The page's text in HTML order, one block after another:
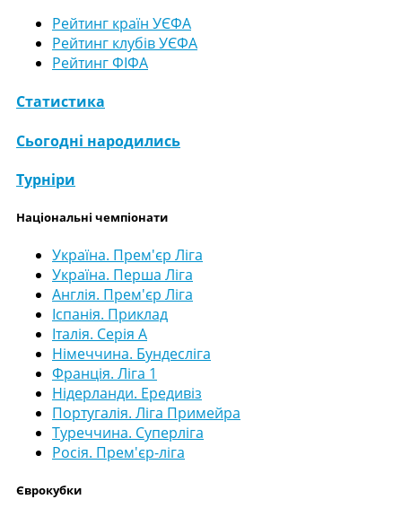
Рейтинг країн УЄФА
Рейтинг клубів УЄФА
Рейтинг ФІФА
Статистика
Сьогодні народились
Турніри
Національні чемпіонати
Україна. Прем'єр Ліга
Україна. Перша Ліга
Англія. Прем'єр Ліга
Іспанія. Приклад
Італія. Серія А
Німеччина. Бундесліга
Франція. Ліга 1
Нідерланди. Ередивіз
Португалія. Ліга Примейра
Туреччина. Суперліга
Росія. Прем'єр-ліга
Єврокубки